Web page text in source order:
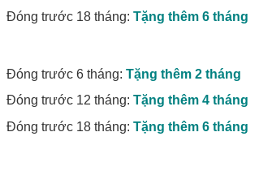
Đóng trước 18 tháng: Tặng thêm 6 tháng
Đóng trước 6 tháng: Tặng thêm 2 tháng
Đóng trước 12 tháng: Tặng thêm 4 tháng
Đóng trước 18 tháng: Tặng thêm 6 tháng